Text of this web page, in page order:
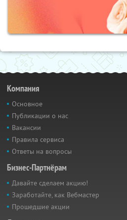
Компания
Основное
Публикации о нас
Вакансии
Правила сервиса
Ответы на вопросы
Бизнес-Партнёрам
Давайте сделаем акцию!
Заработайте, как Вебмастер
Прошедшие акции